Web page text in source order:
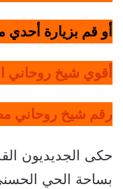
أو قم بزيارة أحدي
أقوي شيخ روحاني
رقم شيخ روحاني
حكى الجديديون
بساحة الحي